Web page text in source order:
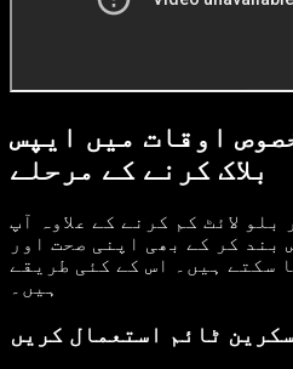
اوقات میں ایپس
بلاک کرنے کے مرحلے
لائٹ کم کرنے کے علاوہ آپ
بند کر کے بھی اپنی صحت اور
سکتے ہیں۔ اس کے کئی طریقے
ہیں۔
ٹائم استعمال کریں